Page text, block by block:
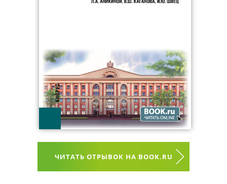
ЧИТАТЬ ОТРЫВОК НА BOOK.RU